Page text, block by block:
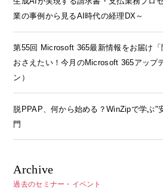
業の事例から見るAI時代の経理DX～
第55回 Microsoft 365最新情報をお届け「
おさえたい！今月のMicrosoft 365アップ
ン）
脱PPAP、何から始める？WinZipで学ぶ"
門
Archive
過去のセミナー・イベント